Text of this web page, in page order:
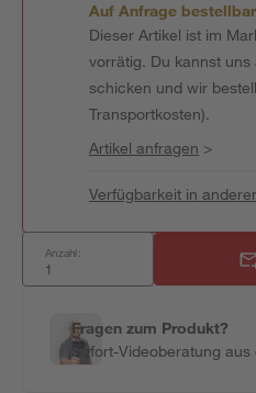
Auf Anfrage bestellbar
Dieser Artikel ist im
vorrätig. Du kannst
schicken und wir
Transportkosten).
Artikel anfragen >
Verfügbarkeit in
Anzahl:
Fragen zum Produkt?
Sofort-Videoberatung